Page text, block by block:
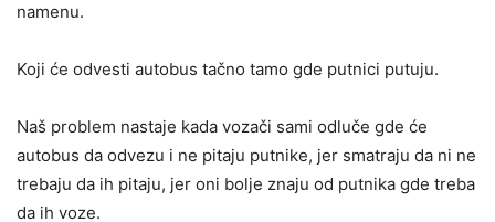
namenu.
Koji će odvesti autobus tačno tamo gde putnici putuju.
Naš problem nastaje kada vozači sami odluče gde će
autobus da odvezu i ne pitaju putnike, jer smatraju da ni ne
trebaju da ih pitaju, jer oni bolje znaju od putnika gde treba
da ih voze.